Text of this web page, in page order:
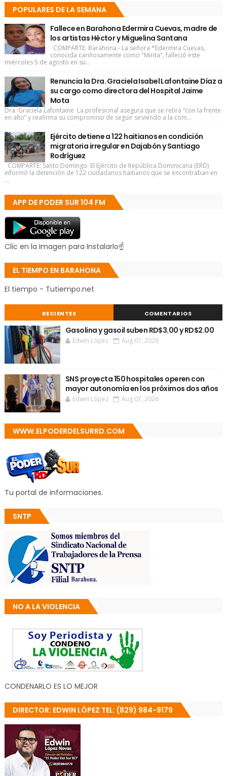
POPULARES DE LA SEMANA
Fallece en Barahona Edermira Cuevas, madre de
los artistas Héctor y Miguelina Santana
COMPARTE: Barahona.- La señora *Edermira Cuevas,
conocida cariñosamente como "Mirita", falleció este
miércoles 5 de agosto en su...
Renuncia la Dra. Graciela Isabel Lafontaine Díaz a
su cargo como directora del Hospital Jaime
Mota
Dra. Graciela Lafontaine La profesional asegura que se retira “con la frente
en alto” y reafirma su compromiso de seguir sirviendo a la com...
Ejército detiene a 122 haitianos en condición
migratoria irregular en Dajabón y Santiago
Rodríguez
COMPARTE: Santo Domingo. El Ejército de República Dominicana (ERD)
informó la detención de 122 ciudadanos haitianos que se encontraban en
...
APP DE PODER SUR 104 FM
Clic en la Imagen para Instalarlo☝
EL TIEMPO EN BARAHONA
El tiempo - Tutiempo.net
RECIENTES COMENTARIOS
Gasolina y gasoil suben RD$3.00 y RD$2.00
Edwin López Aug 07, 2026
SNS proyecta 150 hospitales operen con
mayor autonomía en los próximos dos años
Edwin López Aug 07, 2026
WWW.ELPODERDELSURRD.COM
Tu portal de informaciones.
SNTP
NO A LA VIOLENCIA
CONDENARLO ES LO MEJOR
DIRECTOR: EDWIN LÓPEZ TEL: (829) 984-9179